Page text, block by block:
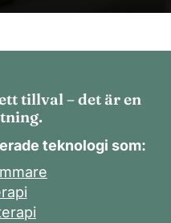
tillval – det är en
teknologi som: